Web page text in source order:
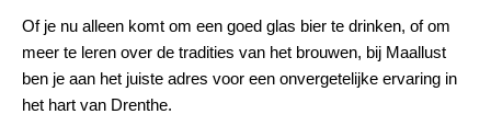
Of je nu alleen komt om een goed glas bier te drinken, of om
meer te leren over de tradities van het brouwen, bij Maallust
ben je aan het juiste adres voor een onvergetelijke ervaring in
het hart van Drenthe.